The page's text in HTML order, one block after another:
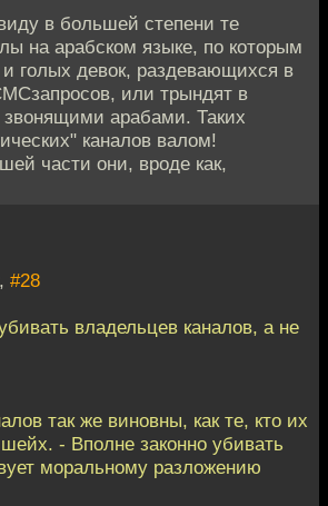
в большей степени те
на арабском языке, по которым
и голых девок, раздевающихся в
или трындят в
арабами. Таких
каналов валом!
части они, вроде как,
#28
владельцев каналов, а не
так же виновны, как те, кто их
- Вполне законно убивать
моральному разложению